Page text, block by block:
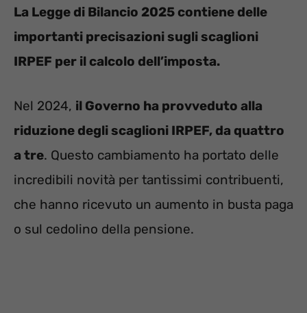
La Legge di Bilancio 2025 contiene delle
importanti precisazioni sugli scaglioni
IRPEF per il calcolo dell’imposta.
Nel 2024, il Governo ha provveduto alla
riduzione degli scaglioni IRPEF, da quattro
a tre. Questo cambiamento ha portato delle
incredibili novità per tantissimi contribuenti,
che hanno ricevuto un aumento in busta paga
o sul cedolino della pensione.